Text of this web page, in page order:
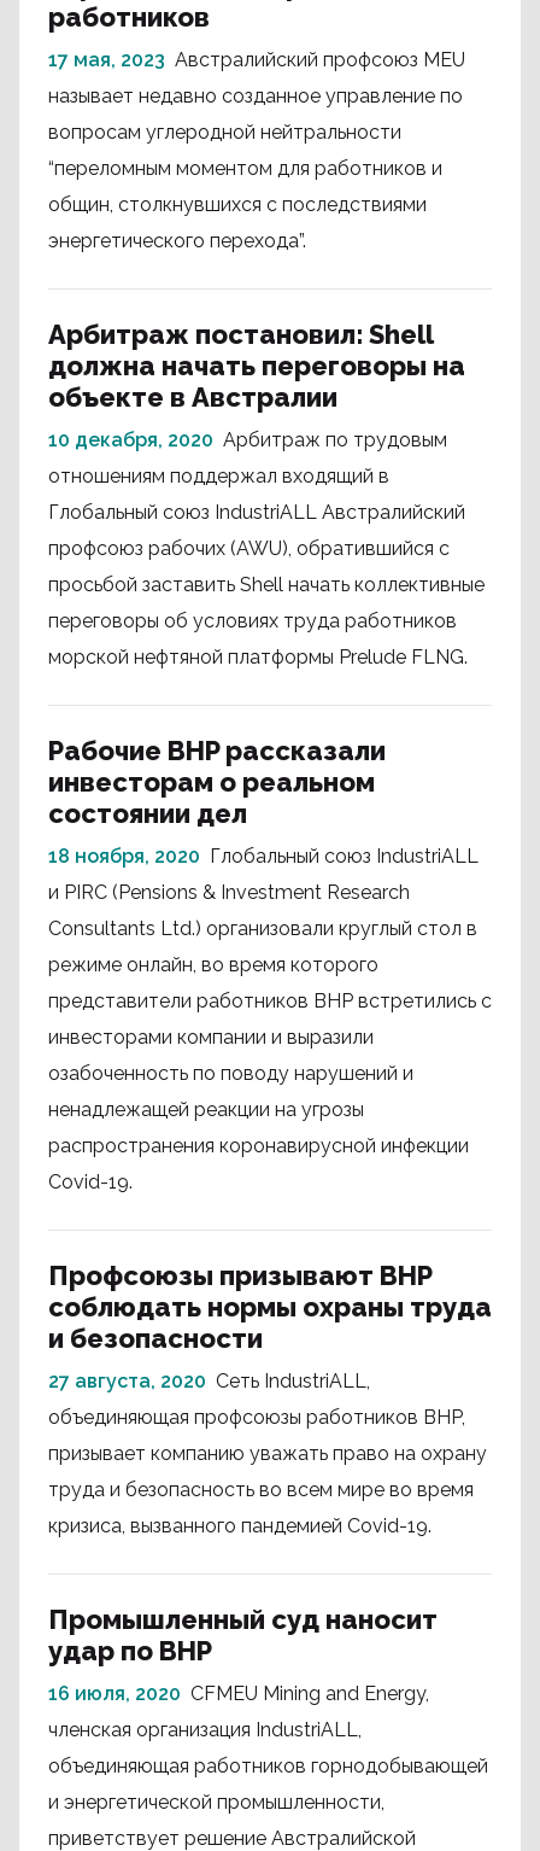
работников
17 мая, 2023 Австралийский профсоюз MEU
называет недавно созданное управление по
вопросам углеродной нейтральности
“переломным моментом для работников и
общин, столкнувшихся с последствиями
энергетического перехода”.
Арбитраж постановил: Shell
должна начать переговоры на
объекте в Австралии
10 декабря, 2020 Арбитраж по трудовым
отношениям поддержал входящий в
Глобальный союз IndustriALL Австралийский
профсоюз рабочих (AWU), обратившийся с
просьбой заставить Shell начать коллективные
переговоры об условиях труда работников
морской нефтяной платформы Prelude FLNG.
Рабочие BHP рассказали
инвесторам о реальном
состоянии дел
18 ноября, 2020 Глобальный союз IndustriALL
и PIRC (Pensions & Investment Research
Consultants Ltd.) организовали круглый стол в
режиме онлайн, во время которого
представители работников BHP встретились с
инвесторами компании и выразили
озабоченность по поводу нарушений и
ненадлежащей реакции на угрозы
распространения коронавирусной инфекции
Covid-19.
Профсоюзы призывают BHP
соблюдать нормы охраны труда
и безопасности
27 августа, 2020 Сеть IndustriALL,
объединяющая профсоюзы работников BHP,
призывает компанию уважать право на охрану
труда и безопасность во всем мире во время
кризиса, вызванного пандемией Covid-19.
Промышленный суд наносит
удар по BHP
16 июля, 2020 CFMEU Mining and Energy,
членская организация IndustriALL,
объединяющая работников горнодобывающей
и энергетической промышленности,
приветствует решение Австралийской